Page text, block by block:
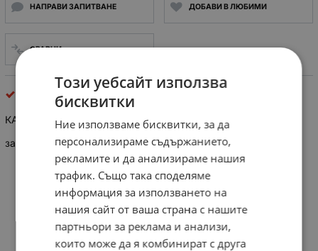
НАПРАВИ ЗАПИТВАНЕ ДОБАВИ В ЛЮБИМИ
СРАВНИ
кабелни обувки и накрайници
КАБЕЛНА ОБУВКА M5
за кабел със сечение до 2.5кв.мм
Този уебсайт използва
бисквитки
Ние използваме бисквитки, за да
персонализираме съдържанието,
рекламите и да анализираме нашия
трафик. Също така споделяме
информация за използването на
нашия сайт от ваша страна с нашите
партньори за реклама и анализи,
които може да я комбинират с друга